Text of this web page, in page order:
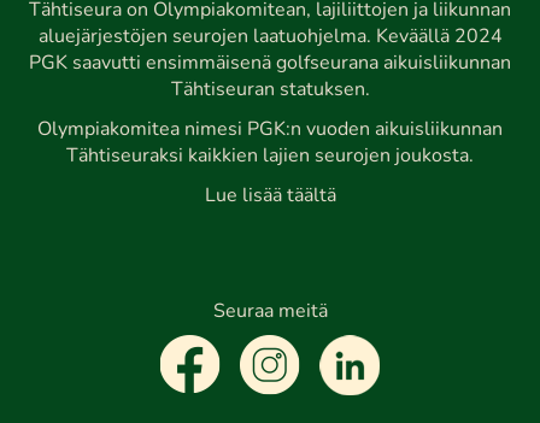
Tähtiseura on Olympiakomitean, lajiliittojen ja liikunnan
aluejärjestöjen seurojen laatuohjelma. Keväällä 2024
PGK saavutti ensimmäisenä golfseurana aikuisliikunnan
Tähtiseuran statuksen.
Olympiakomitea nimesi PGK:n vuoden aikuisliikunnan
Tähtiseuraksi kaikkien lajien seurojen joukosta.
Lue lisää täältä
Seuraa meitä